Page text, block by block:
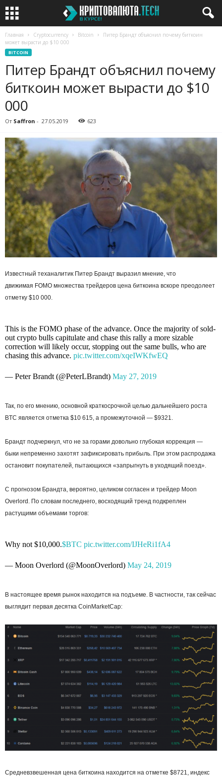
Главная Cryptocurrency Bitcoin
Питер Брандт объяснил почему биткоин
может вырасти до $10 000
BITCOIN
Питер Брандт объяснил почему
биткоин может вырасти до $10
000
От Saffron - 27.05.2019 623
Известный теханалитик Питер Брандт выразил мнение, что
движимая FOMO множества трейдеров цена биткоина вскоре преодолеет
отметку $10 000.
This is the FOMO phase of the advance. Once the majority of sold-
out crypto bulls capitulate and chase this rally a more sizable
correction will likely occur, stopping out the same bulls, who are
chasing this advance. pic.twitter.com/xqeIWKfwEQ
— Peter Brandt (@PeterLBrandt) May 27, 2019
Так, по его мнению, основной краткосрочной целью дальнейшего роста
BTC является отметка $10 615, а промежуточной — $9321.
Брандт подчеркнул, что не за горами довольно глубокая коррекция —
быки непременно захотят зафиксировать прибыль. При этом распродажа
остановит покупателей, пытающихся «запрыгнуть в уходящий поезд».
С прогнозом Брандта, вероятно, целиком согласен и трейдер Moon
Overlord. По словам последнего, восходящий тренд подкреплен
растущими объемами торгов:
Why not $10,000.$BTC pic.twitter.com/IJHeRi1fA4
— Moon Overlord (@MoonOverlord) May 24, 2019
В настоящее время рынок находится на подъеме. В частности, так сейчас
выглядит первая десятка CoinMarketCap:
Средневзвешенная цена биткоина находится на отметке $8721, индекс